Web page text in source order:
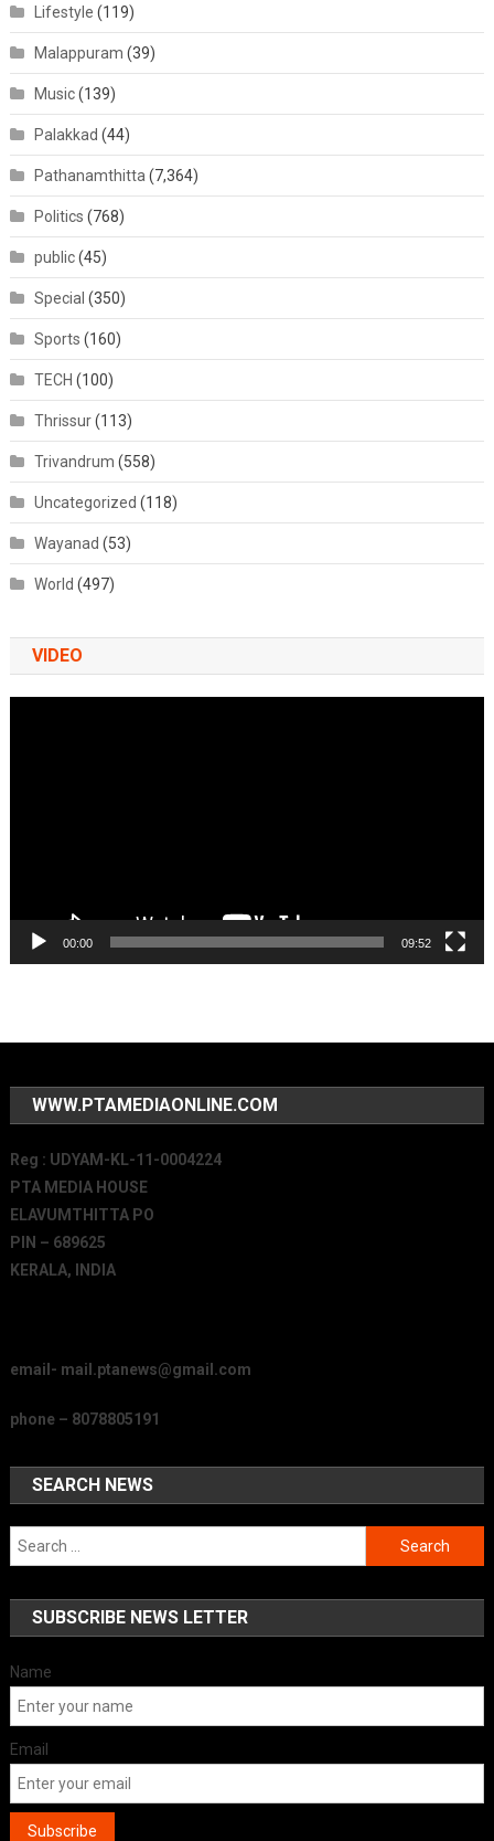
Lifestyle (119)
Malappuram (39)
Music(139)
Palakkad (44)
Pathanamthitta(7,364)
Politics (768)
public(45)
Special (350)
Sports (160)
TECH (100)
Thrissur(113)
Trivandrum (558)
Uncategorized (118)
Wayanad (53)
World (497)
VIDEO
00:00 09:52
WWW.PTAMEDIAONLINE.COM
Reg : UDYAM-KL-11-0004224
PTA MEDIA HOUSE
ELAVUMTHITTA PO
PIN – 689625
KERALA, INDIA
email- mail.ptanews@gmail.com
phone – 8078805191
SEARCH NEWS
Search
for:
SUBSCRIBE NEWS LETTER
Name
Email